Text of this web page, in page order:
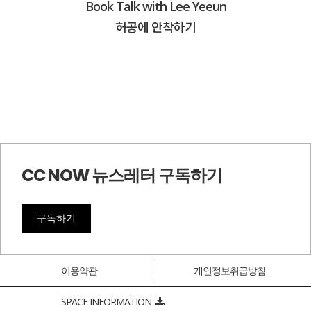
Book Talk with Lee Yeeun
허공에 안착하기
CC NOW 뉴스레터 구독하기
구독하기
이용약관 개인정보취급방침
SPACE INFORMATION